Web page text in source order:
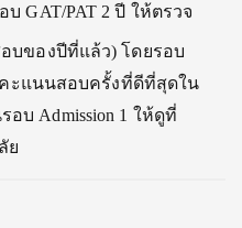
GAT/PAT 2 ปี ให้ตรวจ
บของปีที่แล้ว) โดยรอบ
คะแนนสอบครั้งที่ดีที่สุดใน
บ Admission 1 ให้ดูที่
ย